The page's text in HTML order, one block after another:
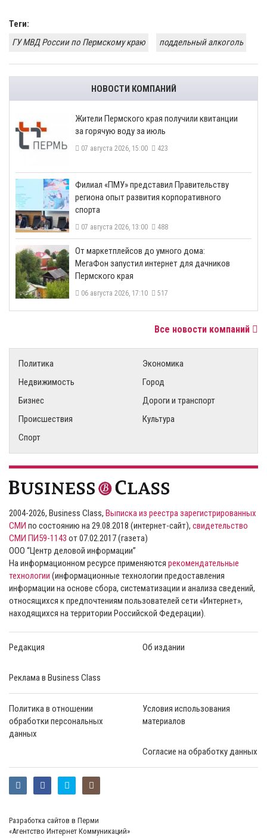
Теги:
ГУ МВД России по Пермскому краю
поддельный алкоголь
НОВОСТИ КОМПАНИЙ
​Жители Пермского края получили квитанции
за горячую воду за июль
07 августа 2026, 15:00 423
​Филиал «ПМУ» представил Правительству
региона опыт развития корпоративного
спорта
07 августа 2026, 13:00 488
От маркетплейсов до умного дома:
МегаФон запустил интернет для дачников
Пермского края
06 августа 2026, 17:10 517
Все новости компаний
Политика
Экономика
Недвижимость
Город
Бизнес
Дороги и транспорт
Происшествия
Культура
Спорт
2004-2026, Business Class, Выписка из реестра зарегистрированных
СМИ по состоянию на 29.08.2018 (интернет-сайт), свидетельство
СМИ ПИ59-1143 от 07.02.2017 (газета)
ООО “Центр деловой информации”
На информационном ресурсе применяются рекомендательные
технологии (информационные технологии предоставления
информации на основе сбора, систематизации и анализа сведений,
относящихся к предпочтениям пользователей сети «Интернет»,
находящихся на территории Российской Федерации).
Редакция Об издании
Реклама в Business Class
Политика в отношении
обработки персональных
данных
Условия использования
материалов
Согласие на обработку данных
Разработка сайтов в Перми
«Агентство Интернет Коммуникаций»